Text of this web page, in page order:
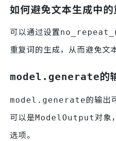
如何避免文本生成中的
可以通过设置
重复词的生成，从而避免文
model.generate的
model.generate的输出
可以是ModelOutput 对象
选项。